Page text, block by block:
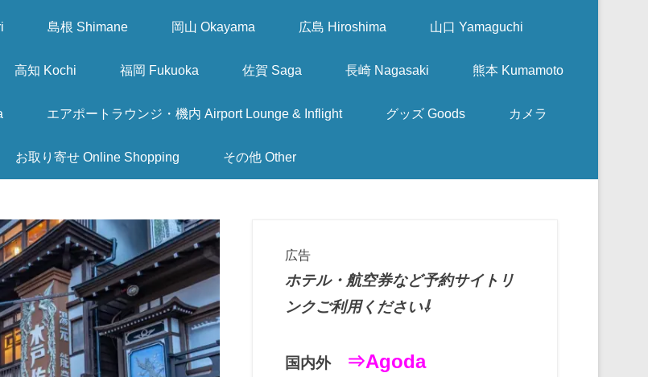
島根 Shimane 岡山 Okayama 広島 Hiroshima 山口 Yamaguchi
高知 Kochi 福岡 Fukuoka 佐賀 Saga 長崎 Nagasaki 熊本 Kumamoto
エアポートラウンジ・機内 Airport Lounge & Inflight グッズ Goods カメラ
お取り寄せ Online Shopping その他 Other
広告
ホテル・航空券など予約サイトリ
ンクご利用ください⇩
国内外 ⇒Agoda